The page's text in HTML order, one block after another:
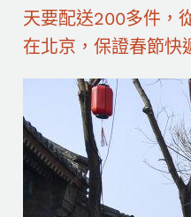
天要配送200多件，
在北京，保證春節快